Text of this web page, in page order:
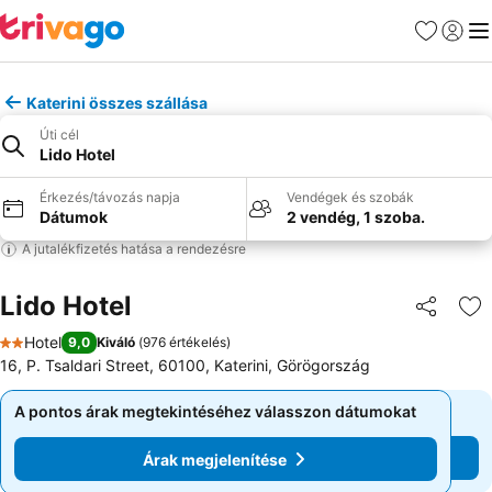
Kedvencek
Katerini összes szállása
Úti cél
Lido Hotel
Érkezés/távozás napja
Dátumok
Vendégek és szobák
2 vendég, 1 szoba.
A jutalékfizetés hatása a rendezésre
Lido Hotel
2 Kategória
Hotel 9,0 Kiváló (976 értékelés)
16, P. Tsaldari Street, 60100, Katerini, Görögország
A pontos árak megtekintéséhez válasszon dátumokat
Árak megjelenítése
A pontos árak megtekintéséhez válasszon dátumokat
Árak megjelenítése